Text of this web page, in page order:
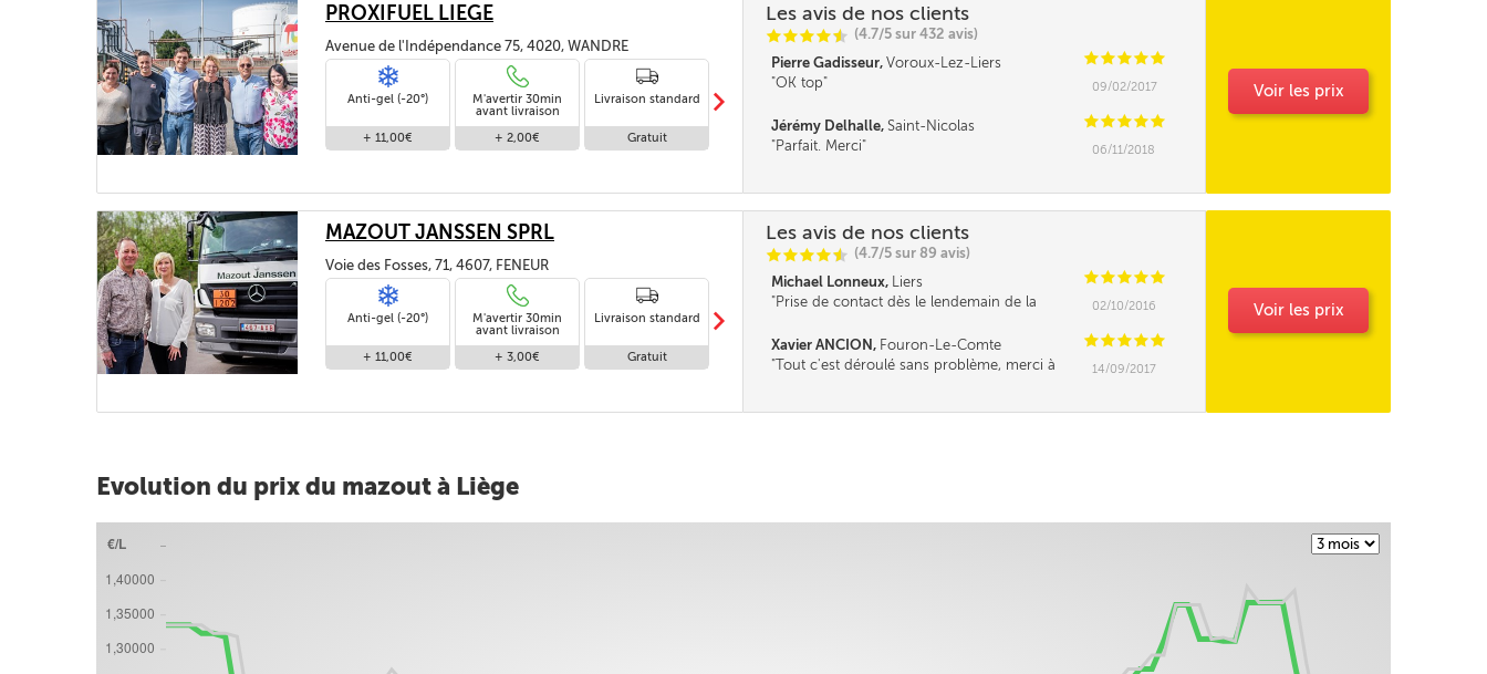
PROXIFUEL LIEGE
Avenue de l'Indépendance 75, 4020, WANDRE
Anti-gel (-20°)
+ 11,00€
M'avertir 30min
avant livraison
+ 2,00€
Livraison standard
Gratuit
Gratuit
m
Les avis de nos clients
CCCCi
@ (4.7/5 sur 432 avis)
Pierre Gadisseur, Voroux-Lez-Liers CCCCC
OK top
09/02/2017
Jérémy Delhalle, Saint-Nicolas CCCCC
Parfait. Merci
06/11/2018
Voir les prix
MAZOUT JANSSEN SPRL
Voie des Fosses, 71, 4607, FENEUR
Anti-gel (-20°)
+ 11,00€
M'avertir 30min
avant livraison
+ 3,00€
Livraison standard
Gratuit
Gratuit
m
Les avis de nos clients
CCCCi
@ (4.7/5 sur 89 avis)
Michael Lonneux, Liers CCCCC
Prise de contact dès le lendemain de la
sur le site, rapide*****
02/10/2016
Xavier ANCION, Fouron-Le-Comte CCCCC
Tout c'est déroulé sans problème, merci à
14/09/2017
Voir les prix
Evolution du prix du mazout à Liège